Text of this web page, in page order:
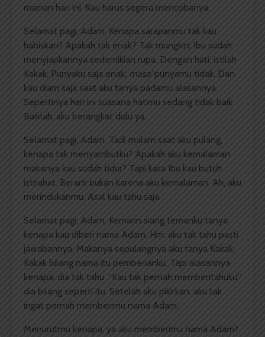
mainan hari ini. Kau harus segera mencobanya.
Selamat pagi, Adam. Kenapa sarapanmu tak kau
habiskan? Apakah tak enak? Tak mungkin. Ibu sudah
menyiapkannya sedemikian rupa. Dengan hati, istilah
Kakak. Punyaku saja enak, masa’punyamu tidak. Dan
kau diam saja saat aku tanya padamu alasannya.
Sepertinya hari ini suasana hatimu sedang tidak baik.
Baiklah, aku berangkat dulu ya.
Selamat pagi, Adam. Tadi malam saat aku pulang,
kenapa tak menyambutku? Apakah aku kemalaman
makanya kau sudah tidur? Tapi kata Ibu kau butuh
istirahat. Berarti bukan karena aku kemalaman. Ah, aku
merindukanmu. Asal kau tahu saja.
Selamat pagi, Adam. Kemarin siang temanku tanya
kenapa kau diberi nama Adam. Hm, aku tak tahu pasti
jawabannya. Makanya sepulangnya aku tanya Kakak.
Kakak bilang nama itu pemberianku. Tapi alasannya
kenapa, dia tak tahu. “Kau tak pernah memberitahuku,”
dia bilang seperti itu. Setelah aku pikirkan, aku tak
ingat pernah memberimu nama Adam.
Menurutmu kenapa, ya aku memberimu nama Adam?